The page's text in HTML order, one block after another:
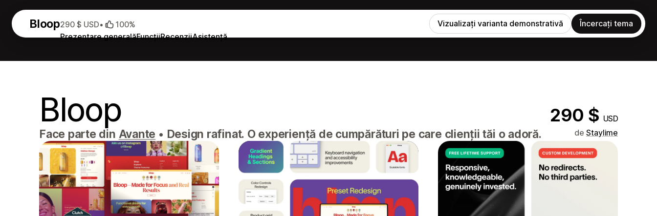
Bloop
Prezentare generalăFuncțiiRecenziiAsistență
290 $ USD• 100% Vizualizați varianta demonstrativă Încercați tema
Bloop 290 $ USD
Face parte din Avante • Design rafinat. O experiență de cumpărături pe care clienții tăi o adoră. de Staylime